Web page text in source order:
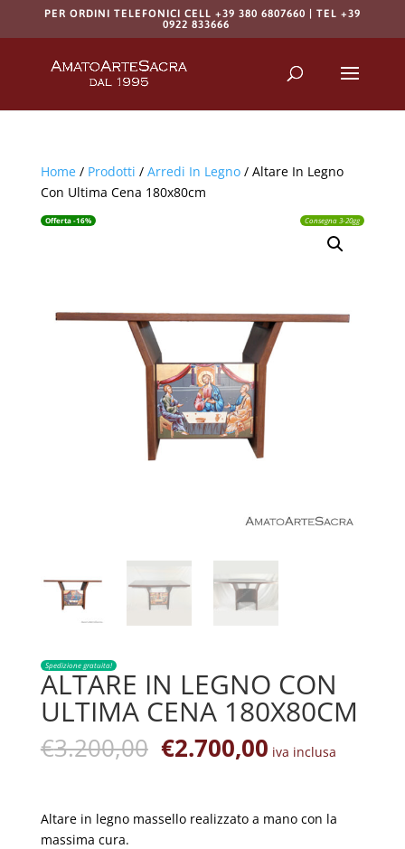
PER ORDINI TELEFONICI CELL +39 380 6807660 | TEL +39
0922 833666
Home/ Prodotti / Arredi In Legno/ Altare In Legno
Con Ultima Cena 180x80cm
Offerta -16% Consegna 3-20gg
Spedizione gratuita!
ALTARE IN LEGNO CON
ULTIMA CENA 180X80CM
€3.200,00 Il
prezzo
era:
€3.200,00.
€2.700,00Il
prezzo
è:
€2.700,00.
iva inclusa
Altare in legno massello realizzato a mano con la
massima cura.